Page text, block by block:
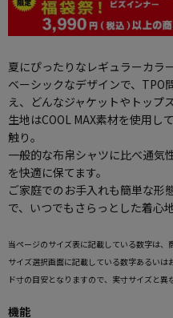
夏にぴったりなレギュラーカラ
ベーシックなデザインで、TPO
え、どんなジャケットやトップ
生地はCOOL MAX素材を使用し
触り。
一般的な布帛シャツに比べ通気
を快適に保てます。
ご家庭でのお手入れも簡単な形
で、いつでもさらっとした着心地
当ページのサイズ表に記載している数字は、
サイズ選択画面に記載している数字あるい
ド寸の目安となりますので、実寸サイズと異
機能